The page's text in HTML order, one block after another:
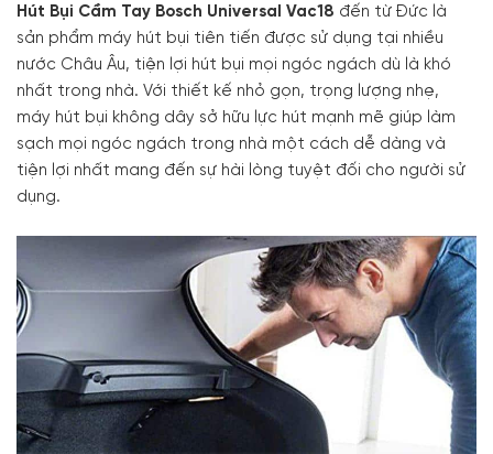
Hút Bụi Cầm Tay Bosch Universal Vac18 đến từ Đức là
sản phẩm máy hút bụi tiên tiến được sử dụng tại nhiều
nước Châu Âu, tiện lợi hút bụi mọi ngóc ngách dù là khó
nhất trong nhà. Với thiết kế nhỏ gọn, trọng lượng nhẹ,
máy hút bụi không dây sở hữu lực hút mạnh mẽ giúp làm
sạch mọi ngóc ngách trong nhà một cách dễ dàng và
tiện lợi nhất mang đến sự hài lòng tuyệt đối cho người sử
dụng.